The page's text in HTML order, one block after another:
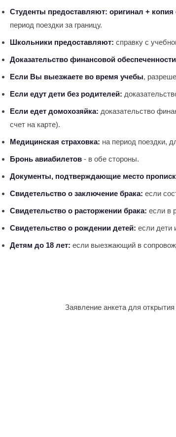
Студенты предоставляют: оригинал + копия
период поездки за границу.
Школьники предоставляют: справку с
Доказательство финансовой
Если Вы выезжаете во время учебы,
Если едут дети без родителей:
Если едет домохозяйка: доказательство
счет на карте).
Медицинская страховка: на период поездки,
Бронь авиабилетов - в обе стороны.
Документы, подтверждающие место
Свидетельство о заключение брака: если
Свидетельство о расторжении брака: если в
Свидетельство о рождении детей: если дети
Детям до 18 лет: если выезжающий в
Заявление анкета для